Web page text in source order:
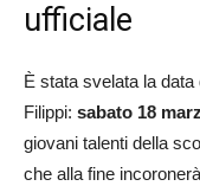
ufficiale
È stata svelata la
Filippi: sabato 18
giovani talenti della
che alla fine